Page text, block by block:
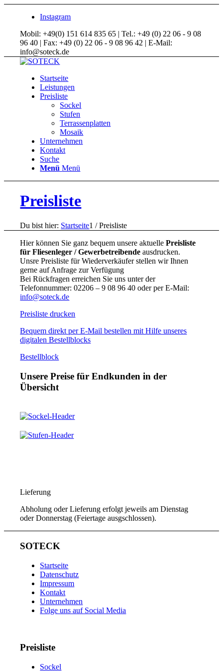
Instagram
Mobil: +49(0) 151 614 835 65 | Tel.: +49 (0) 22 06 - 9 08
96 40 | Fax: +49 (0) 22 06 - 9 08 96 42 | E-Mail:
info@soteck.de
Startseite
Leistungen
Preisliste
Sockel
Stufen
Terrassenplatten
Mosaik
Unternehmen
Kontakt
Suche
Menü Menü
Preisliste
Du bist hier: Startseite1 / Preisliste
Hier können Sie ganz bequem unsere aktuellePreisliste
für Fliesenleger / Gewerbetreibende ausdrucken.
Unsre Preisliste für Wiederverkäufer stellen wir Ihnen
gerne auf Anfrage zur Verfügung
Bei Rückfragen erreichen Sie uns unter der
Telefonnummer: 02206 – 9 08 96 40 oder per E-Mail:
info@soteck.de
Preisliste drucken
Bequem direkt per E-Mail bestellen mit Hilfe unseres
digitalen Bestellblocks
Bestellblock
Unsere Preise für Endkunden in der
Übersicht
Lieferung
Abholung oder Lieferung erfolgt jeweils am Dienstag
oder Donnerstag (Feiertage ausgschlossen).
SOTECK
Startseite
Datenschutz
Impressum
Kontakt
Unternehmen
Folge uns auf Social Media
Preisliste
Sockel